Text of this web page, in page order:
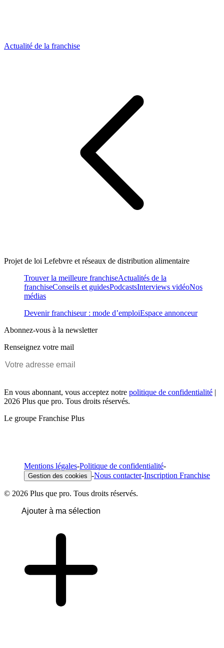
Actualité de la franchise
Projet de loi Lefebvre et réseaux de distribution alimentaire
Trouver la meilleure franchiseActualités de la
franchiseConseils et guidesPodcastsInterviews vidéoNos
médias
Devenir franchiseur : mode d’emploiEspace annonceur
Abonnez-vous à la newsletter
Renseignez votre mail
En vous abonnant, vous acceptez notre politique de confidentialité |
2026 Plus que pro. Tous droits réservés.
Le groupe Franchise Plus
Mentions légales-Politique de confidentialité-
Gestion des cookies -Nous contacter-Inscription Franchise
© 2026 Plus que pro. Tous droits réservés.
Ajouter à ma sélection